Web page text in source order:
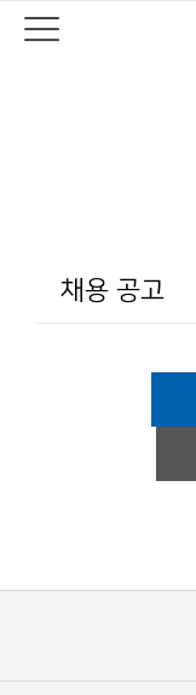
채용 공고